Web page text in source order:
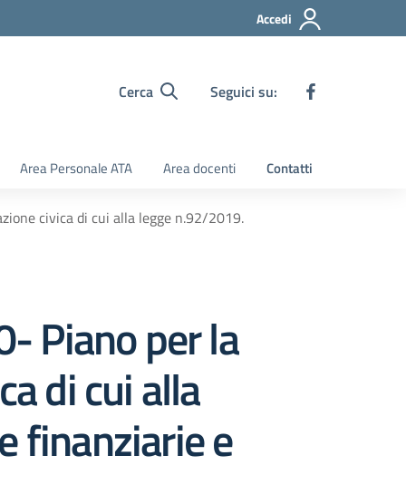
Accedi
Cerca Seguici su:
Area Personale ATA Area docenti Contatti
civica di cui alla legge n.92/2019.
Piano per la
di cui alla
finanziarie e